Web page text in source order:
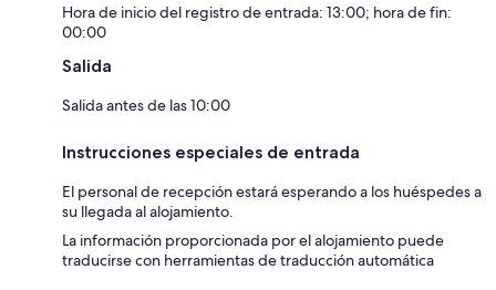
Hora de inicio del registro de entrada: 13:00; hora de fin:
00:00
Salida
Salida antes de las 10:00
Instrucciones especiales de entrada
El personal de recepción estará esperando a los huéspedes a
su llegada al alojamiento.
La información proporcionada por el alojamiento puede
traducirse con herramientas de traducción automática